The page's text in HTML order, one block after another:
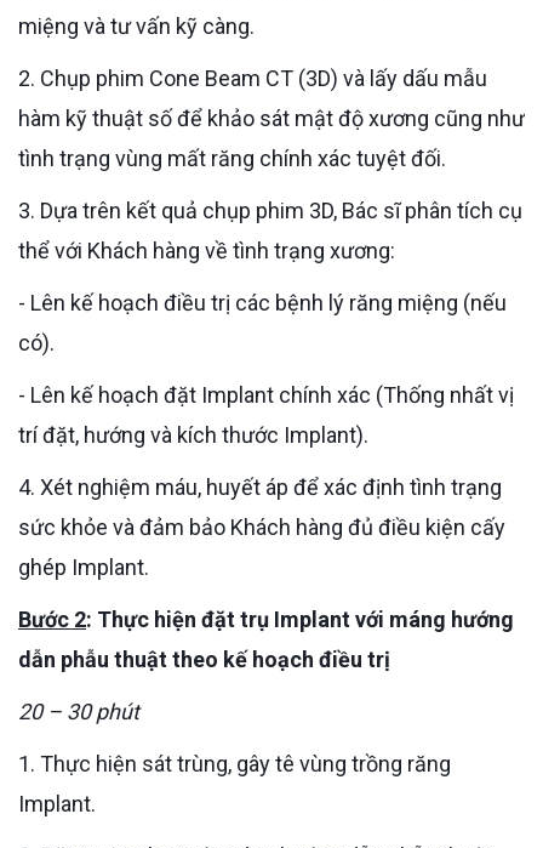
miệng và tư vấn kỹ càng.
2. Chụp phim Cone Beam CT (3D) và lấy dấu mẫu
hàm kỹ thuật số để khảo sát mật độ xương cũng như
tình trạng vùng mất răng chính xác tuyệt đối.
3. Dựa trên kết quả chụp phim 3D, Bác sĩ phân tích cụ
thể với Khách hàng về tình trạng xương:
- Lên kế hoạch điều trị các bệnh lý răng miệng (nếu
có).
- Lên kế hoạch đặt Implant chính xác (Thống nhất vị
trí đặt, hướng và kích thước Implant).
4. Xét nghiệm máu, huyết áp để xác định tình trạng
sức khỏe và đảm bảo Khách hàng đủ điều kiện cấy
ghép Implant.
Bước 2: Thực hiện đặt trụ Implant với máng hướng
dẫn phẫu thuật theo kế hoạch điều trị
20 – 30 phút
1. Thực hiện sát trùng, gây tê vùng trồng răng
Implant.